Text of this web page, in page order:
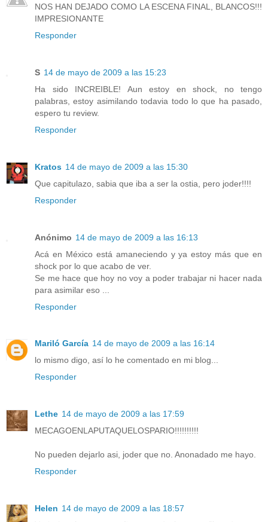
NOS HAN DEJADO COMO LA ESCENA FINAL, BLANCOS!!!
IMPRESIONANTE
Responder
S 14 de mayo de 2009 a las 15:23
Ha sido INCREIBLE! Aun estoy en shock, no tengo
palabras, estoy asimilando todavia todo lo que ha pasado,
espero tu review.
Responder
Kratos 14 de mayo de 2009 a las 15:30
Que capitulazo, sabia que iba a ser la ostia, pero joder!!!!
Responder
Anónimo 14 de mayo de 2009 a las 16:13
Acá en México está amaneciendo y ya estoy más que en
shock por lo que acabo de ver.
Se me hace que hoy no voy a poder trabajar ni hacer nada
para asimilar eso ...
Responder
Mariló García 14 de mayo de 2009 a las 16:14
lo mismo digo, así lo he comentado en mi blog...
Responder
Lethe 14 de mayo de 2009 a las 17:59
MECAGOENLAPUTAQUELOSPARIO!!!!!!!!!!
No pueden dejarlo asi, joder que no. Anonadado me hayo.
Responder
Helen 14 de mayo de 2009 a las 18:57